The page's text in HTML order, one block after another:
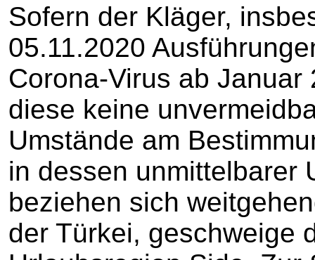
Sofern der Kläger,
05.11.2020
Corona-Virus ab
diese keine
Umstände am
in dessen unmittelbarer
beziehen sich
der Türkei, geschweige